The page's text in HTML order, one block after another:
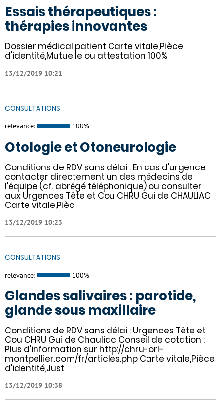
Essais thérapeutiques :
thérapies innovantes
Dossier médical patient Carte vitale,Pièce
d'identité,Mutuelle ou attestation 100%
13/12/2019 10:21
CONSULTATIONS
relevance: 100%
Otologie et Otoneurologie
Conditions de RDV sans délai : En cas d'urgence
contacter directement un des médecins de
l'équipe (cf. abrégé téléphonique) ou consulter
aux Urgences Tête et Cou CHRU Gui de CHAULIAC
Carte vitale,Pièc
13/12/2019 10:23
CONSULTATIONS
relevance: 100%
Glandes salivaires : parotide,
glande sous maxillaire
Conditions de RDV sans délai : Urgences Tête et
Cou CHRU Gui de Chauliac Conseil de cotation :
Plus d'information sur http://chru-orl-
montpellier.com/fr/articles.php Carte vitale,Pièce
d'identité,Just
13/12/2019 10:38